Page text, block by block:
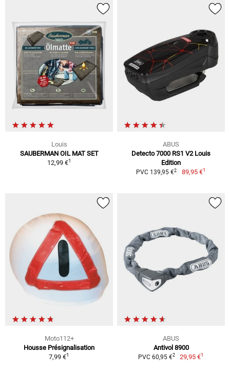
Louis
SAUBERMAN OIL MAT SET
12,99 €1
ABUS
Detecto 7000 RS1 V2 Louis
Edition
PVC 139,95 €2 89,95 €1
Moto112+
Housse Présignalisation
7,99 €1
ABUS
Antivol 8900
PVC 60,95 €2 29,95 €1